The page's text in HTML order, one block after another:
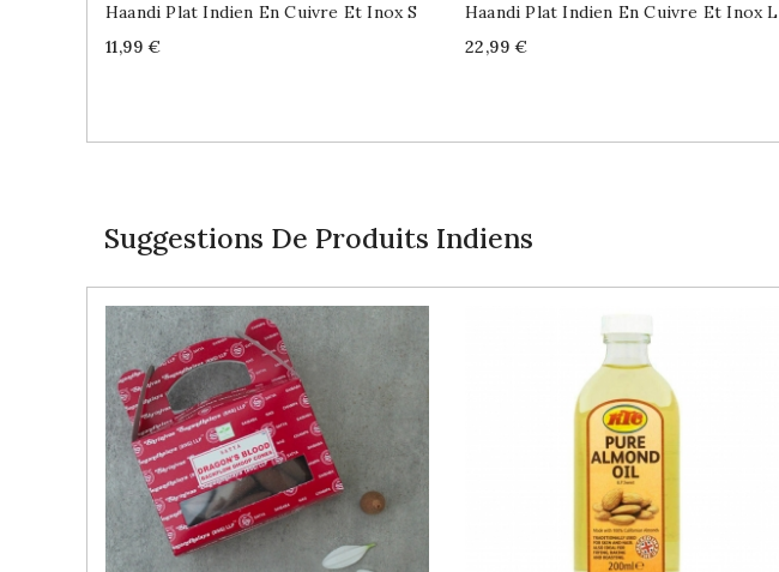
Haandi Plat Indien En Cuivre Et Inox S
Price
11,99 €
Haandi Plat Indien En Cuivre Et Inox L
Price
22,99 €
Suggestions De Produits Indiens